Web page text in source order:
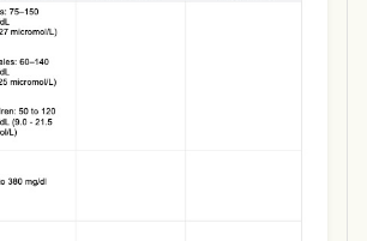
Use Template
Download